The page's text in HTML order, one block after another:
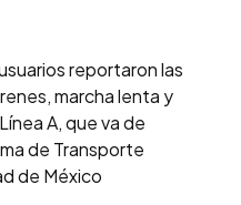
reportaron las
marcha lenta y
A, que va de
de Transporte
de México